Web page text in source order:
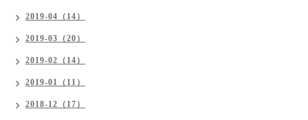
2019-04（14）
2019-03（20）
2019-02（14）
2019-01（11）
2018-12（17）